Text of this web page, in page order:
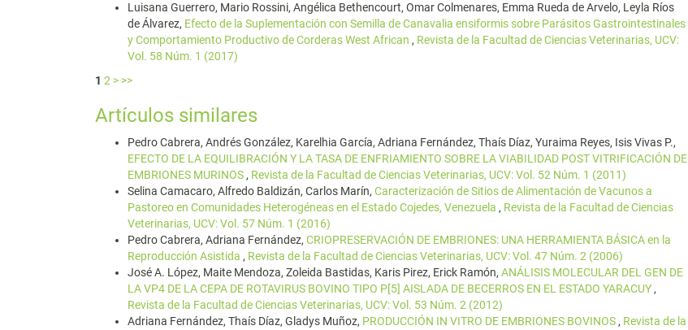
Luisana Guerrero, Mario Rossini, Angélica Bethencourt, Omar Colmenares, Emma Rueda de Arvelo, Leyla Ríos
de Álvarez, Efecto de la Suplementación con Semilla de Canavalia ensiformis sobre Parásitos Gastrointestinales
y Comportamiento Productivo de Corderas West African , Revista de la Facultad de Ciencias Veterinarias, UCV:
Vol. 58 Núm. 1 (2017)
1 2 > >>
Artículos similares
Pedro Cabrera, Andrés González, Karelhia García, Adriana Fernández, Thaís Díaz, Yuraima Reyes, Isis Vivas P.,
EFECTO DE LA EQUILIBRACIÓN Y LA TASA DE ENFRIAMIENTO SOBRE LA VIABILIDAD POST VITRIFICACIÓN DE
EMBRIONES MURINOS , Revista de la Facultad de Ciencias Veterinarias, UCV: Vol. 52 Núm. 1 (2011)
Selina Camacaro, Alfredo Baldizán, Carlos Marín, Caracterización de Sitios de Alimentación de Vacunos a
Pastoreo en Comunidades Heterogéneas en el Estado Cojedes, Venezuela , Revista de la Facultad de Ciencias
Veterinarias, UCV: Vol. 57 Núm. 1 (2016)
Pedro Cabrera, Adriana Fernández, CRIOPRESERVACIÓN DE EMBRIONES: UNA HERRAMIENTA BÁSICA en la
Reproducción Asistida , Revista de la Facultad de Ciencias Veterinarias, UCV: Vol. 47 Núm. 2 (2006)
José A. López, Maite Mendoza, Zoleida Bastidas, Karis Pirez, Erick Ramón, ANÁLISIS MOLECULAR DEL GEN DE
LA VP4 DE LA CEPA DE ROTAVIRUS BOVINO TIPO P[5] AISLADA DE BECERROS EN EL ESTADO YARACUY ,
Revista de la Facultad de Ciencias Veterinarias, UCV: Vol. 53 Núm. 2 (2012)
Adriana Fernández, Thaís Díaz, Gladys Muñoz, PRODUCCIÓN IN VITRO DE EMBRIONES BOVINOS , Revista de la